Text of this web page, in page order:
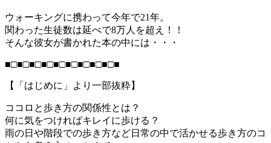
ウォーキングに携わって今年で21年。
関わった生徒数は延べで8万人を超え！！
そんな彼女が書かれた本の中には・・・
■□■□■□■□■□■□■□■□■□■
【「はじめに」より一部抜粋】
ココロと歩き方の関係性とは？
何に気をつければキレイに歩ける？
雨の日や階段での歩き方など日常の中で活かせる歩き方のコ